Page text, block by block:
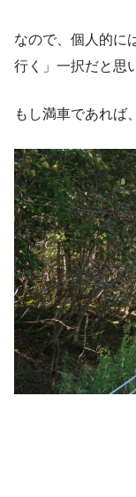
なので、個人的に
行く」一択だと思
もし満車であれば